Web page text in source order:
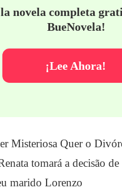
la novela completa
BueNovela!
¡Lee Ahora!